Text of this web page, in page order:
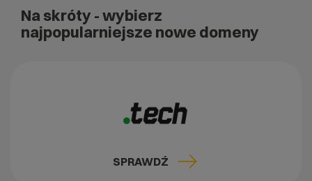
Na skróty - wybierz
najpopularniejsze nowe domeny
SPRAWDŹ